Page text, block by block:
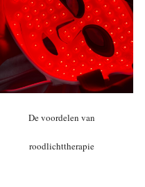
De voordelen van
roodlichttherapie